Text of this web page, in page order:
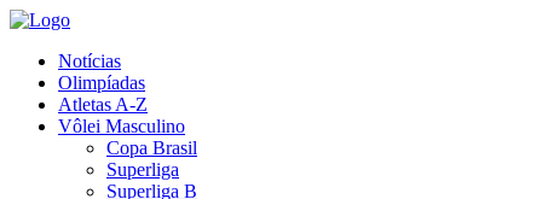
Notícias
Olimpíadas
Atletas A-Z
Vôlei Masculino
Copa Brasil
Superliga
Superliga B